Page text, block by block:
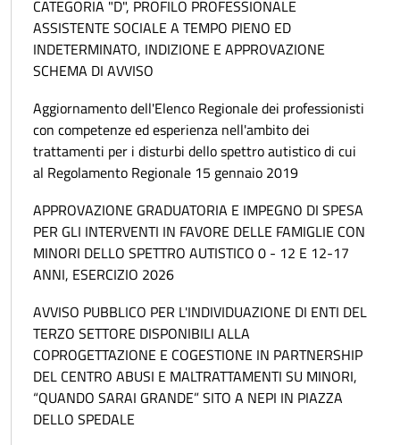
CATEGORIA "D", PROFILO PROFESSIONALE
ASSISTENTE SOCIALE A TEMPO PIENO ED
INDETERMINATO, INDIZIONE E APPROVAZIONE
SCHEMA DI AVVISO
Aggiornamento dell'Elenco Regionale dei professionisti
con competenze ed esperienza nell'ambito dei
trattamenti per i disturbi dello spettro autistico di cui
al Regolamento Regionale 15 gennaio 2019
APPROVAZIONE GRADUATORIA E IMPEGNO DI SPESA
PER GLI INTERVENTI IN FAVORE DELLE FAMIGLIE CON
MINORI DELLO SPETTRO AUTISTICO 0 - 12 E 12-17
ANNI, ESERCIZIO 2026
AVVISO PUBBLICO PER L'INDIVIDUAZIONE DI ENTI DEL
TERZO SETTORE DISPONIBILI ALLA
COPROGETTAZIONE E COGESTIONE IN PARTNERSHIP
DEL CENTRO ABUSI E MALTRATTAMENTI SU MINORI,
“QUANDO SARAI GRANDE” SITO A NEPI IN PIAZZA
DELLO SPEDALE